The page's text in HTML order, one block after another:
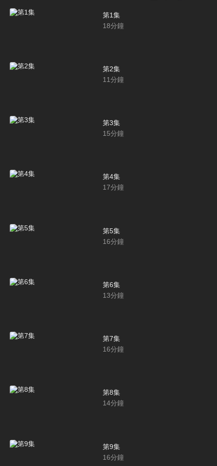
第1集
18分鐘
第2集
11分鐘
第3集
15分鐘
第4集
17分鐘
第5集
16分鐘
第6集
13分鐘
第7集
16分鐘
第8集
14分鐘
第9集
16分鐘